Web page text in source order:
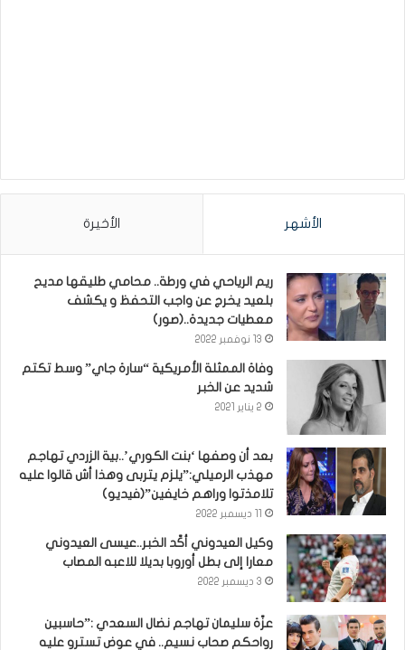
الأشهر الأخيرة
ريم الرياحي في ورطة.. محامي طليقها مديح
بلعيد يخرج عن واجب التحفظ و يكشف
معطيات جديدة..(صور)
13 نوفمبر 2022
وفاة الممثلة الأمريكية “سارة جاي” وسط تكتم
شديد عن الخبر
2 يناير 2021
بعد أن وصفها ‘بنت الكوري’..بية الزردي تهاجم
مهذب الرميلي:”يلزم يتربى وهذا أش قالوا عليه
تلامذتوا وراهم خايفين”(فيديو)
وكيل العيدوني أكّد الخبر..عيسى العيدوني
معارا إلى بطل أوروبا بديلا للاعبه المصاب
3 ديسمبر 2022
عزّة سليمان تهاجم نضال السعدي :”حاسبين
رواحكم صحاب نسيم.. في عوض تسترو عليه